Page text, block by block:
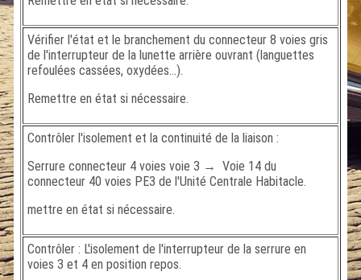
Vérifier l'état et le branchement du connecteur 8 voies gris
de l'interrupteur de la lunette arrière ouvrant (languettes
refoulées cassées, oxydées...).
Remettre en état si nécessaire.
Contrôler l'isolement et la continuité de la liaison :
Serrure connecteur 4 voies voie 3 → Voie 14 du
connecteur 40 voies PE3 de l'Unité Centrale Habitacle.
mettre en état si nécessaire.
Contrôler : L'isolement de l'interrupteur de la serrure en
voies 3 et 4 en position repos.